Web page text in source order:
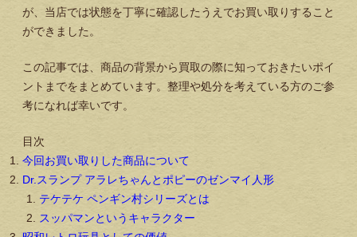
が、当店では状態を丁寧に確認したうえでお買い取りすること
ができました。
この記事では、商品の背景から買取の際に知っておきたいポイ
ントまでをまとめています。整理や処分を考えている方のご参
考になれば幸いです。
目次
今回お買い取りした商品について
Dr.スランプ アラレちゃんとポピーのゼンマイ人形
テケテケ ペンギン村シリーズとは
スッパマンというキャラクター